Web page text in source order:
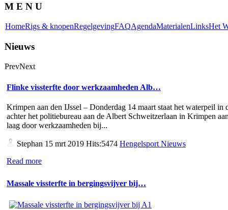
M E N U
HomeRigs & knopenRegelgevingFAQAgendaMaterialenLinksHet
Nieuws
PrevNext
Flinke vissterfte door werkzaamheden Alb…
Krimpen aan den IJssel – Donderdag 14 maart staat het waterpeil in
achter het politiebureau aan de Albert Schweitzerlaan in Krimpen
laag door werkzaamheden bij...
Stephan 15 mrt 2019 Hits:5474 Hengelsport Nieuws
Read more
Massale vissterfte in bergingsvijver bij…